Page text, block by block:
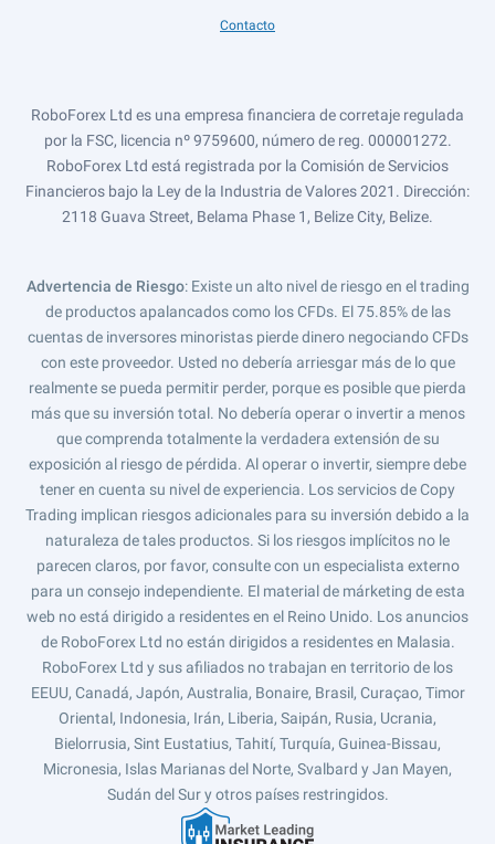
Contacto
RoboForex Ltd es una empresa financiera de corretaje regulada
por la FSC, licencia nº 9759600, número de reg. 000001272.
RoboForex Ltd está registrada por la Comisión de Servicios
Financieros bajo la Ley de la Industria de Valores 2021. Dirección:
2118 Guava Street, Belama Phase 1, Belize City, Belize.
Advertencia de Riesgo: Existe un alto nivel de riesgo en el trading
de productos apalancados como los CFDs. El 75.85% de las
cuentas de inversores minoristas pierde dinero negociando CFDs
con este proveedor. Usted no debería arriesgar más de lo que
realmente se pueda permitir perder, porque es posible que pierda
más que su inversión total. No debería operar o invertir a menos
que comprenda totalmente la verdadera extensión de su
exposición al riesgo de pérdida. Al operar o invertir, siempre debe
tener en cuenta su nivel de experiencia. Los servicios de Copy
Trading implican riesgos adicionales para su inversión debido a la
naturaleza de tales productos. Si los riesgos implícitos no le
parecen claros, por favor, consulte con un especialista externo
para un consejo independiente. El material de márketing de esta
web no está dirigido a residentes en el Reino Unido. Los anuncios
de RoboForex Ltd no están dirigidos a residentes en Malasia.
RoboForex Ltd y sus afiliados no trabajan en territorio de los
EEUU, Canadá, Japón, Australia, Bonaire, Brasil, Curaçao, Timor
Oriental, Indonesia, Irán, Liberia, Saipán, Rusia, Ucrania,
Bielorrusia, Sint Eustatius, Tahití, Turquía, Guinea-Bissau,
Micronesia, Islas Marianas del Norte, Svalbard y Jan Mayen,
Sudán del Sur y otros países restringidos.